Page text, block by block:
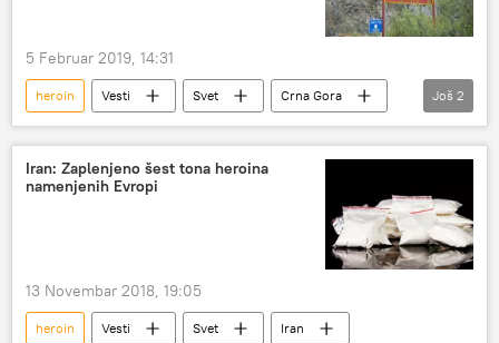
5 Februar 2019, 14:31
heroin Vesti Svet
Crna Gora
Albanija
Region
Još 2
Iran: Zaplenjeno šest tona heroina
namenjenih Evropi
13 Novembar 2018, 19:05
heroin Vesti Svet Iran